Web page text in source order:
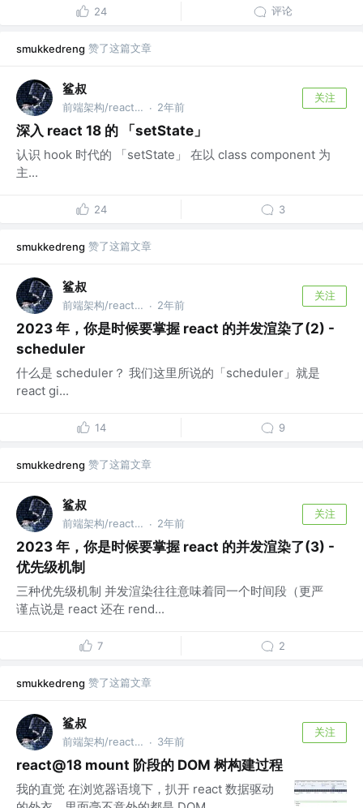
24 评论
smukkedreng 赞了这篇文章
鲨叔
前端架构/react 专家 · 2年前
关注
深入 react 18 的 「setState」
认识 hook 时代的 「setState」 在以 class component 为
主...
24 3
smukkedreng 赞了这篇文章
鲨叔
前端架构/react 专家 · 2年前
关注
2023 年，你是时候要掌握 react 的并发渲染了(2) -
scheduler
什么是 scheduler？ 我们这里所说的「scheduler」就是
react gi...
14 9
smukkedreng 赞了这篇文章
鲨叔
前端架构/react 专家 · 2年前
关注
2023 年，你是时候要掌握 react 的并发渲染了(3) -
优先级机制
三种优先级机制 并发渲染往往意味着同一个时间段（更严
谨点说是 react 还在 rend...
7 2
smukkedreng 赞了这篇文章
鲨叔
前端架构/react 专家 · 3年前
关注
react@18 mount 阶段的 DOM 树构建过程
我的直觉 在浏览器语境下，扒开 react 数据驱动